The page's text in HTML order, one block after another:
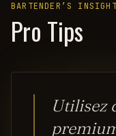
BARTENDER’S INSIGHT
Pro Tips
Utilisez